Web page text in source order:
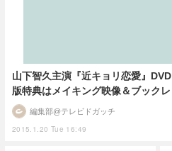
山下智久主演『近キョリ恋愛』
版特典はメイキング映像＆ブックレ
2015.1.20 Tue 16:49
編集部@テレビドガッチ